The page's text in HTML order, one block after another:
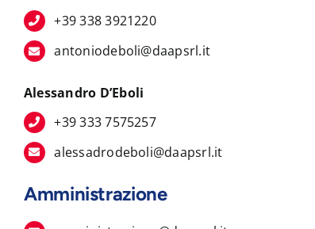
+39 338 3921220
antoniodeboli@daapsrl.it
Alessandro D’Eboli
+39 333 7575257
alessadrodeboli@daapsrl.it
Amministrazione